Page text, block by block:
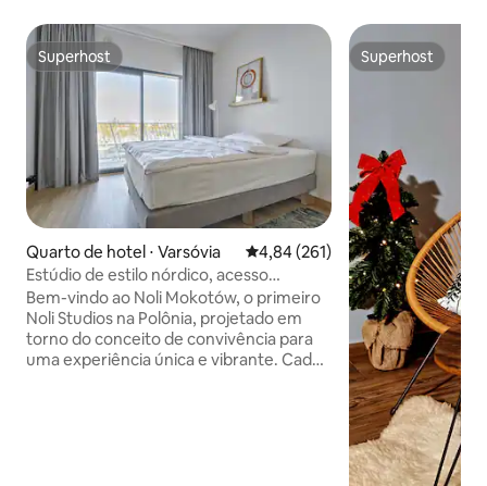
Superhost
Superhost
Quarto de hotel ⋅ Varsóvia 4,84 de uma avaliação média de
4,84 (261)
Estúdio de estilo nórdico, acesso
gratuito à academia
Bem-vindo ao Noli Mokotów, o primeiro
Noli Studios na Polônia, projetado em
torno do conceito de convivência para
uma experiência única e vibrante. Cada
Superhost
Superhost